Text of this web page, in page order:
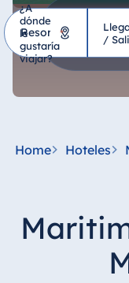
¿A
dónde
le
gustaría
viajar?
*
Hotel
Hotel Bad
proArte Hotel
/
Home Hoteles